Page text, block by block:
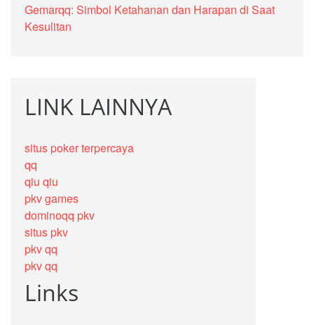
Gemarqq: Simbol Ketahanan dan Harapan di Saat
Kesulitan
LINK LAINNYA
situs poker terpercaya
qq
qiu qiu
pkv games
dominoqq pkv
situs pkv
pkv qq
pkv qq
Links